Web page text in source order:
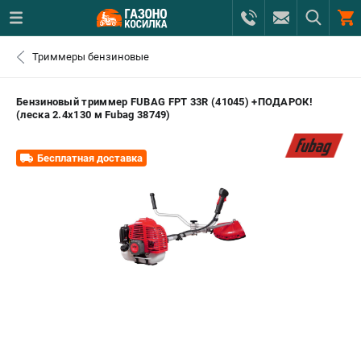
ВХОД ИЛИ РЕГИСТРАЦИЯ
ЗАКАЗАТЬ ЗАПЧАСТЬ
САНКТ-ПЕТЕРБУРГ
0 ₽
Триммеры бензиновые
Бензиновый триммер FUBAG FPT 33R (41045) +ПОДАРОК!
(леска 2.4х130 м Fubag 38749)
Бесплатная доставка